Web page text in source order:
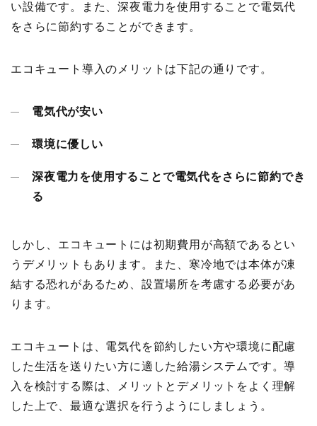
い設備です。また、深夜電力を使用することで電気代
をさらに節約することができます。
エコキュート導入のメリットは下記の通りです。
電気代が安い
環境に優しい
深夜電力を使用することで電気代をさらに節約でき
る
しかし、エコキュートには初期費用が高額であるとい
うデメリットもあります。また、寒冷地では本体が凍
結する恐れがあるため、設置場所を考慮する必要があ
ります。
エコキュートは、電気代を節約したい方や環境に配慮
した生活を送りたい方に適した給湯システムです。導
入を検討する際は、メリットとデメリットをよく理解
した上で、最適な選択を行うようにしましょう。